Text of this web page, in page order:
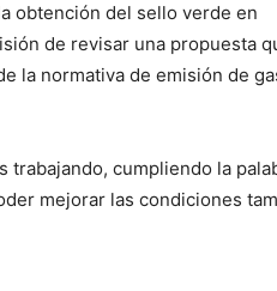
obtención del sello verde en
de revisar una propuesta
la normativa de emisión de
trabajando, cumpliendo la
mejorar las condiciones